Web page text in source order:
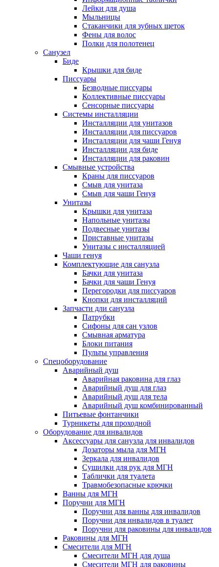
Лейки для душа
Мыльницы
Стаканчики для зубных щеток
Фены для волос
Полки для полотенец
Санузел
Биде
Крышки для биде
Писсуары
Безводные писсуары
Коллективные писсуары
Сенсорные писсуары
Системы инсталляции
Инсталляции для унитазов
Инсталляции для писсуаров
Инсталляции для чаши Генуя
Инсталляции для биде
Инсталляции для раковин
Смывные устройства
Краны для писсуаров
Смыв для унитаза
Смыв для чаши Генуя
Унитазы
Крышки для унитаза
Напольные унитазы
Подвесные унитазы
Приставные унитазы
Унитазы с инсталляцией
Чаши генуя
Комплектующие для санузла
Бачки для унитаза
Бачки для чаши Генуя
Перегородки для писсуаров
Кнопки для инсталляций
Запчасти дли санузла
Патрубки
Сифоны для сан узлов
Смывная арматура
Блоки питания
Пульты управления
Спецоборудование
Аварийный душ
Аварийная раковина для глаз
Аварийный душ для глаз
Аварийный душ для тела
Аварийный душ комбинированный
Питьевые фонтанчики
Турникеты для проходной
Оборудование для инвалидов
Аксессуары для санузла для инвалидов
Дозаторы мыла для МГН
Зеркала для инвалидов
Сушилки для рук для МГН
Таблички для туалета
Травмобезопасные крючки
Ванны для МГН
Поручни для МГН
Поручни для ванны для инвалидов
Поручни для инвалидов в туалет
Поручни для раковины для инвалидов
Раковины для МГН
Смесители для МГН
Смесители МГН для душа
Смесители МГН для раковины